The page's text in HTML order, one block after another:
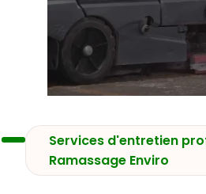
Services d'entretien
Ramassage Enviro